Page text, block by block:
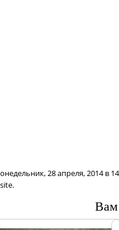
28 апреля, 2014 в
Вам